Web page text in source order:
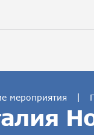
мероприятия |